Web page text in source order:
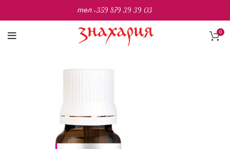
0
тел.+359 879 39 39 03